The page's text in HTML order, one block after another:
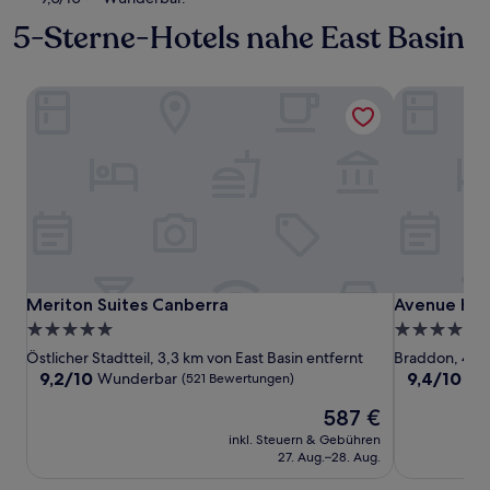
5-Sterne-Hotels nahe East Basin
Meriton Suites Canberra
Meriton Suites Canberra
5.0-
Sterne-
Unterkunft
Östlicher Stadtteil, 3,3 km von East Basin entfernt
9.2
9,2/10 Wunderbar (521 Bewertungen)
Der
Preis
beträgt
587 €
inkl. Steuern & Gebühren
27. Aug.–28. Aug.
Avenue
Avenue
5.0-
Sterne-
Unterkunft
Braddon, 4,2
9.4
9,4/10